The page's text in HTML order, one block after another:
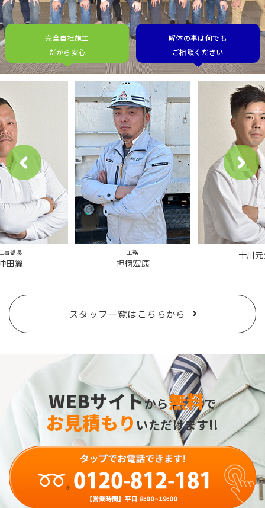
完全自社施工
だから安心
解体の事は何でも
ご相談ください
事部長
田翼
工務
押柄宏康
十川
スタッフ一覧はこちらから
WEBサイトから無料で
お見積もり いただけます!!